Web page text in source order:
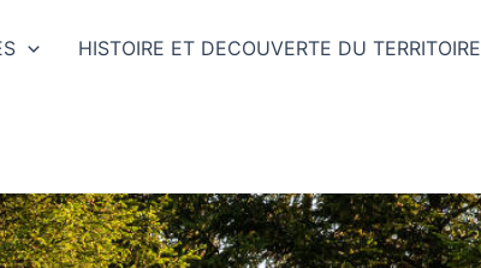
HISTOIRE ET DECOUVERTE DU TERRITOIRE